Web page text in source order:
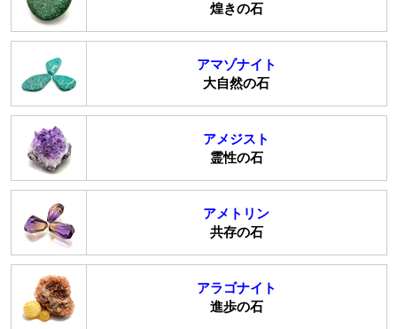
煌きの石
アマゾナイト
大自然の石
アメジスト
霊性の石
アメトリン
共存の石
アラゴナイト
進歩の石